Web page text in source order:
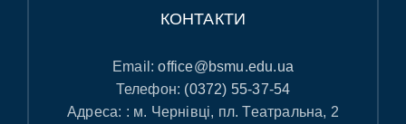
КОНТАКТИ
Email:office@bsmu.edu.ua
Телефон: (0372) 55-37-54
Адреса: : м. Чернівці, пл. Театральна, 2